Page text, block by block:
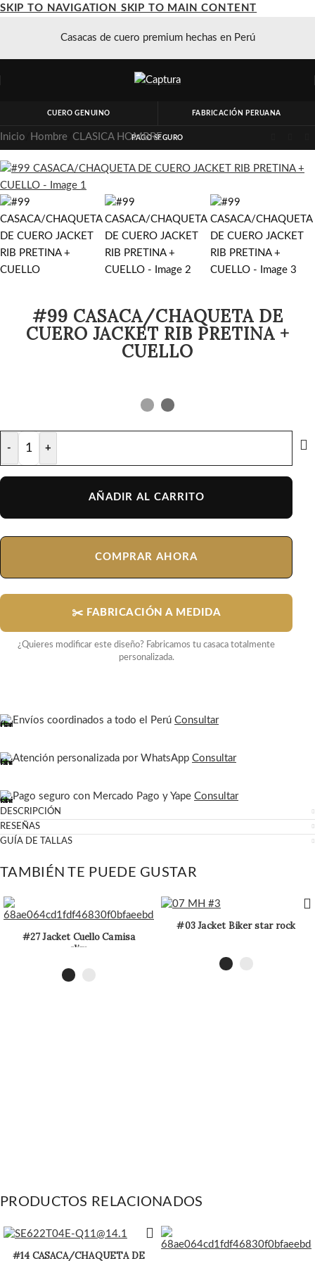
SKIP TO NAVIGATION SKIP TO MAIN CONTENT
Casacas de cuero premium hechas en Perú
CUERO GENUINO FABRICACIÓN PERUANA
PAGO SEGURO
Inicio Hombre CLASICA HOMBRE
#99 CASACA/CHAQUETA DE
CUERO JACKET RIB PRETINA +
CUELLO
- +
AÑADIR AL CARRITO
COMPRAR AHORA
✂️ FABRICACIÓN A MEDIDA
¿Quieres modificar este diseño? Fabricamos tu casaca totalmente
personalizada.
Envíos coordinados a todo el Perú Consultar
Atención personalizada por WhatsApp Consultar
Pago seguro con Mercado Pago y Yape Consultar
DESCRIPCIÓN
RESEÑAS
GUÍA DE TALLAS
TAMBIÉN TE PUEDE GUSTAR
#27 Jacket Cuello Camisa
slim
#03 Jacket Biker star rock
PRODUCTOS RELACIONADOS
#14 CASACA/CHAQUETA DE